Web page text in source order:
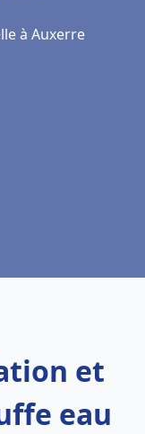
à Auxerre
et
eau